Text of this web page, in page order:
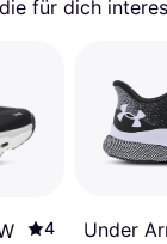
für dich
4
Under